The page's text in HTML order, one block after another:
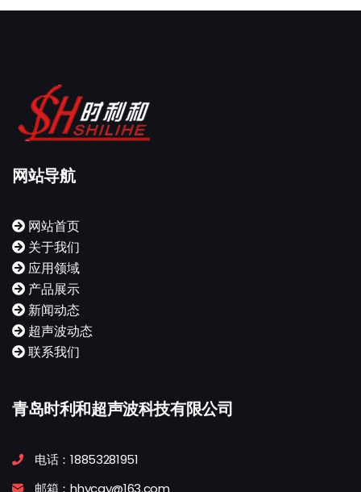
网站导航
网站首页
关于我们
应用领域
产品展示
新闻动态
超声波动态
联系我们
青岛时利和超声波科技有限公司
电话：18853281951
邮箱：hhycqy@163.com